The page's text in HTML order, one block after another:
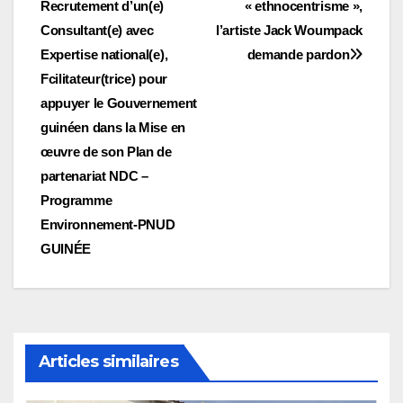
de
l’article
« ethnocentrisme »,
l’artiste Jack Woumpack
demande pardon
Recrutement d’un(e)
Consultant(e) avec
Expertise national(e),
Fcilitateur(trice) pour
appuyer le Gouvernement
guinéen dans la Mise en
œuvre de son Plan de
partenariat NDC –
Programme
Environnement-PNUD
GUINÉE
Articles similaires